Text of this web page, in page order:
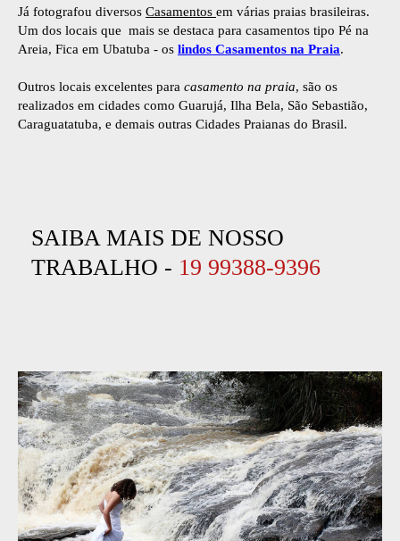
Já fotografou diversos Casamentos em várias praias brasileiras.
Um dos locais que mais se destaca para casamentos tipo Pé na
Areia, Fica em Ubatuba - os lindos Casamentos na Praia.
Outros locais excelentes para casamento na praia, são os
realizados em cidades como Guarujá, Ilha Bela, São Sebastião,
Caraguatatuba, e demais outras Cidades Praianas do Brasil.
SAIBA MAIS DE NOSSO
TRABALHO - 19 99388-9396